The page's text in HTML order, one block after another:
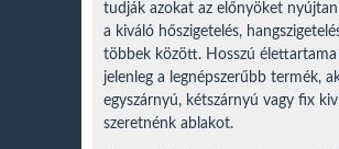
tudják azokat az előnyöket
a kiváló hőszigetelés,
többek között. Hosszú
jelenleg a legnépszerűbb termék,
egyszárnyú, kétszárnyú vagy fix
szeretnénk ablakot.